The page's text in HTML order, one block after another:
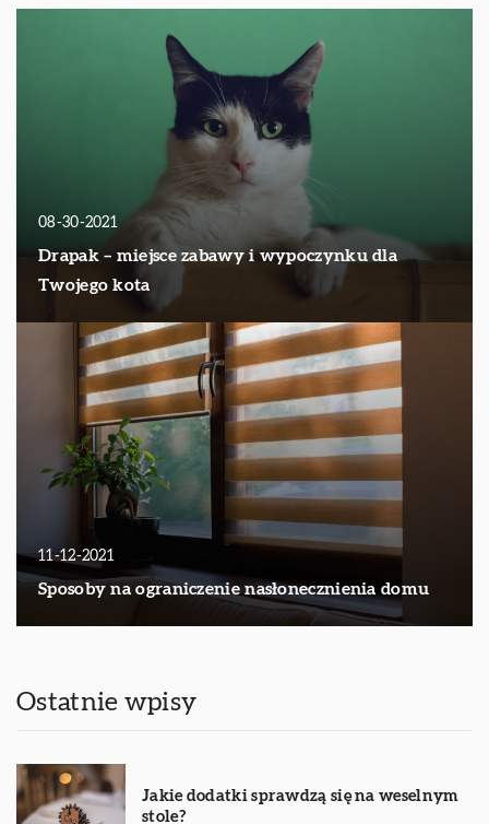
08-30-2021
Drapak – miejsce zabawy i wypoczynku dla
Twojego kota
11-12-2021
Sposoby na ograniczenie nasłonecznienia domu
Ostatnie wpisy
Jakie dodatki sprawdzą się na weselnym
stole?